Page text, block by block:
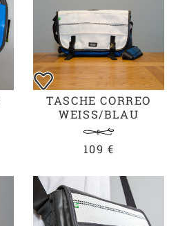
TASCHE CORREO
WEISS/BLAU
109 €